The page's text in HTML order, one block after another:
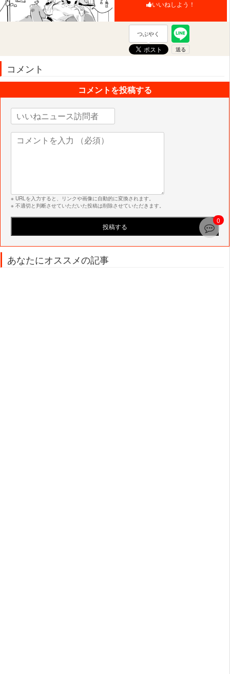
いいねしよう！
つぶやく
コメント
0
コメントを投稿する
※ URLを入力すると、リンクや画像に自動的に変換されます。
※ 不適切と判断させていただいた投稿は削除させていただきます。
あなたにオススメの記事